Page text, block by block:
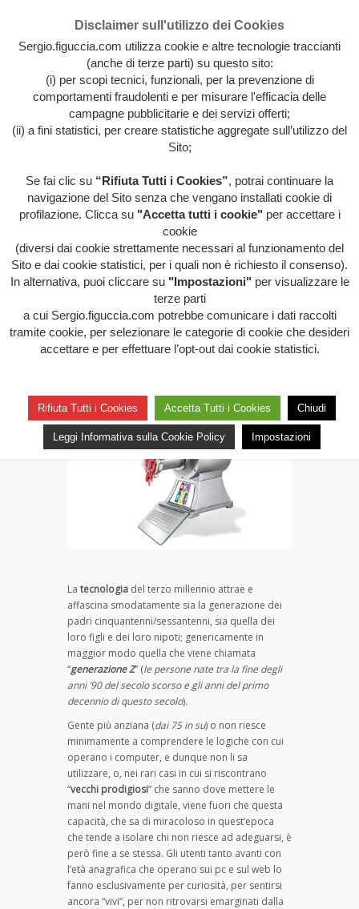
Archivio intera attività artistica di Sergio Figuccia & Opinionismo
personale
HOME/EVIDENZA/ HOME/LIBERA-
QUESTA FOLLE SOCIETÀ
MENTWORK/VOCI DALL'INTERNO/COSA RESTERÀ?
Cosa resterà?
resterà?
La tecnologia del terzo millennio attrae e
affascina smodatamente sia la generazione dei
padri cinquantenni/sessantenni, sia quella dei
loro figli e dei loro nipoti; genericamente in
maggior modo quella che viene chiamata
“generazione Z” (le persone nate tra la fine degli
anni ’90 del secolo scorso e gli anni del primo
decennio di questo secolo).
Gente più anziana (dai 75 in su) o non riesce
minimamente a comprendere le logiche con cui
operano i computer, e dunque non li sa
utilizzare, o, nei rari casi in cui si riscontrano
“vecchi prodigiosi” che sanno dove mettere le
mani nel mondo digitale, viene fuori che questa
capacità, che sa di miracoloso in quest’epoca
che tende a isolare chi non riesce ad adeguarsi, è
però fine a se stessa. Gli utenti tanto avanti con
l’età anagrafica che operano sui pc e sul web lo
fanno esclusivamente per curiosità, per sentirsi
ancora “vivi”, per non ritrovarsi emarginati dalla
Disclaimer sull'utilizzo dei Cookies
Sergio.figuccia.com utilizza cookie e altre tecnologie traccianti
(anche di terze parti) su questo sito:
(i) per scopi tecnici, funzionali, per la prevenzione di
comportamenti fraudolenti e per misurare l'efficacia delle
campagne pubblicitarie e dei servizi offerti;
(ii) a fini statistici, per creare statistiche aggregate sull’utilizzo del
Sito;
Se fai clic su “Rifiuta Tutti i Cookies”, potrai continuare la
navigazione del Sito senza che vengano installati cookie di
profilazione. Clicca su "Accetta tutti i cookie" per accettare i
cookie
(diversi dai cookie strettamente necessari al funzionamento del
Sito e dai cookie statistici, per i quali non è richiesto il consenso).
In alternativa, puoi cliccare su "Impostazioni" per visualizzare le
terze parti
a cui Sergio.figuccia.com potrebbe comunicare i dati raccolti
tramite cookie, per selezionare le categorie di cookie che desideri
accettare e per effettuare l’opt-out dai cookie statistici.
Rifiuta Tutti i Cookies Accetta Tutti i Cookies Chiudi
Leggi Informativa sulla Cookie Policy Impostazioni